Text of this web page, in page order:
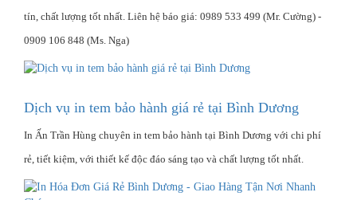
tín, chất lượng tốt nhất. Liên hệ báo giá: 0989 533 499 (Mr. Cường) -
0909 106 848 (Ms. Nga)
Dịch vụ in tem bảo hành giá rẻ tại Bình Dương
In Ấn Trần Hùng chuyên in tem bảo hành tại Bình Dương với chi phí
rẻ, tiết kiệm, với thiết kế độc đáo sáng tạo và chất lượng tốt nhất.